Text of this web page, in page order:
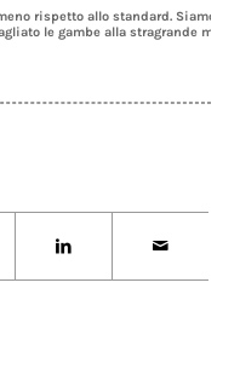
rispetto allo standard. Siamo al
le gambe alla stragrande